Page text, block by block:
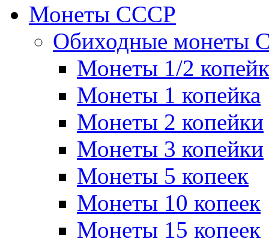
Монеты СССР
Обиходные монеты
Монеты 1/2
Монеты 1 копейка
Монеты 2 копейки
Монеты 3 копейки
Монеты 5 копеек
Монеты 10 копеек
Монеты 15 копеек